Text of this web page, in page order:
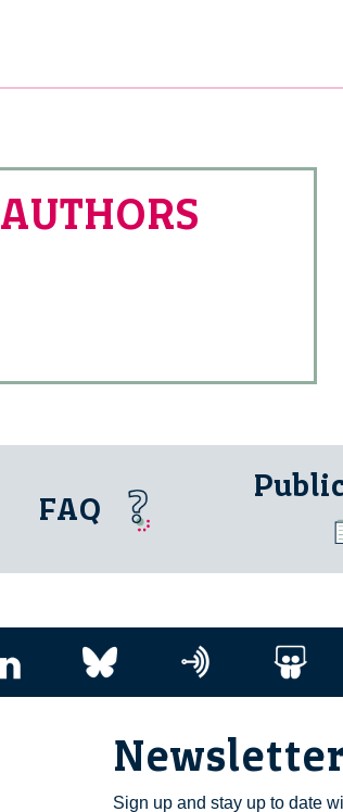
AUTHORS
FAQ
Newsletter
Sign up and stay up to date